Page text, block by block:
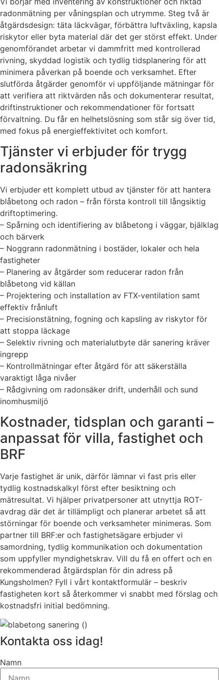
radonmätning per våningsplan och utrymme. Steg två är
åtgärdsdesign: täta läckvägar, förbättra luftväxling, kapsla
riskytor eller byta material där det ger störst effekt. Under
genomförandet arbetar vi dammfritt med kontrollerad
rivning, skyddad logistik och tydlig tidsplanering för att
minimera påverkan på boende och verksamhet. Efter
slutförda åtgärder genomför vi uppföljande mätningar för
att verifiera att riktvärden nås och dokumenterar resultat,
driftinstruktioner och rekommendationer för fortsatt
förvaltning. Du får en helhetslösning som står sig över tid,
med fokus på energieffektivitet och komfort.
Tjänster vi erbjuder för trygg
radonsäkring
Vi erbjuder ett komplett utbud av tjänster för att hantera
blåbetong och radon – från första kontroll till långsiktig
driftoptimering.
– Spårning och identifiering av blåbetong i väggar, bjälklag
och bärverk
– Noggrann radonmätning i bostäder, lokaler och hela
fastigheter
– Planering av åtgärder som reducerar radon från
blåbetong vid källan
– Projektering och installation av FTX-ventilation samt
effektiv frånluft
– Precisions­tätning, fogning och kapsling av riskytor för
att stoppa läckage
– Selektiv rivning och materialutbyte där sanering kräver
ingrepp
– Kontrollmätningar efter åtgärd för att säkerställa
varaktigt låga nivåer
– Rådgivning om radonsäker drift, underhåll och sund
inomhusmiljö
Kostnader, tidsplan och garanti –
anpassat för villa, fastighet och
BRF
Varje fastighet är unik, därför lämnar vi fast pris eller
tydlig kostnadskalkyl först efter besiktning och
mätresultat. Vi hjälper privatpersoner att utnyttja ROT-
avdrag där det är tillämpligt och planerar arbetet så att
störningar för boende och verksamheter minimeras. Som
partner till BRF:er och fastighetsägare erbjuder vi
samordning, tydlig kommunikation och dokumentation
som uppfyller myndighetskrav. Vill du få en offert och en
rekommenderad åtgärdsplan för din adress på
Kungsholmen? Fyll i vårt kontaktformulär – beskriv
fastigheten kort så återkommer vi snabbt med förslag och
kostnadsfri initial bedömning.
Kontakta oss idag!
Namn